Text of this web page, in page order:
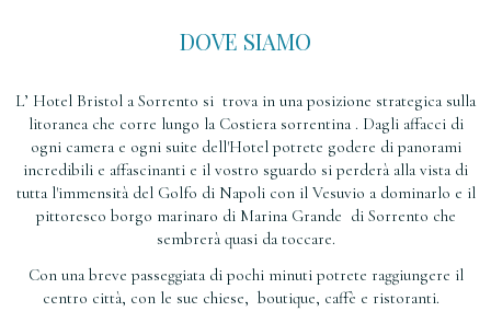
DOVE SIAMO
L’ Hotel Bristol a Sorrento si trova in una posizione strategica sulla
litoranea che corre lungo la Costiera sorrentina . Dagli affacci di
ogni camera e ogni suite dell'Hotel potrete godere di panorami
incredibili e affascinanti e il vostro sguardo si perderà alla vista di
tutta l'immensità del Golfo di Napoli con il Vesuvio a dominarlo e il
pittoresco borgo marinaro di Marina Grande di Sorrento che
sembrerà quasi da toccare.
Con una breve passeggiata di pochi minuti potrete raggiungere il
centro città, con le sue chiese, boutique, caffè e ristoranti.